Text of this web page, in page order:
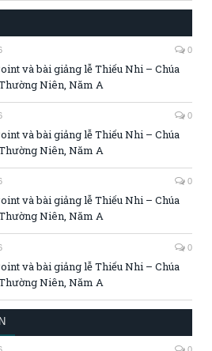
0
và bài giảng lễ Thiếu Nhi – Chúa
Niên, Năm A
0
và bài giảng lễ Thiếu Nhi – Chúa
Niên, Năm A
0
và bài giảng lễ Thiếu Nhi – Chúa
Niên, Năm A
0
và bài giảng lễ Thiếu Nhi – Chúa
Niên, Năm A